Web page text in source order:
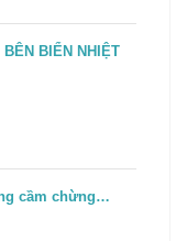
BÊN BIỂN NHIỆT
cầm chừng…